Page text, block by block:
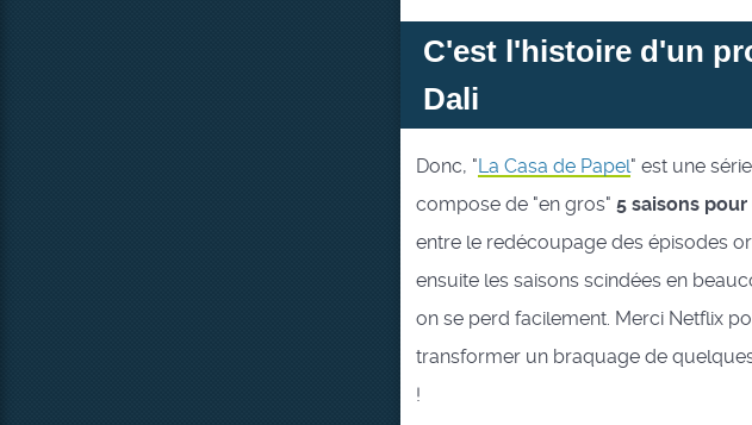
C'est l'histoire d'un
Dali
Donc, "La Casa de Papel" est une
compose de "en gros"5 saisons
entre le redécoupage des épisodes
ensuite les saisons scindées en
on se perd facilement. Merci Netflix
transformer un braquage de
!